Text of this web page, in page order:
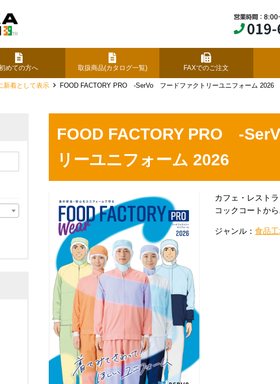
めての方へ 取扱商品(カタログ一覧) FAXでのご注文
新着として表示 FOOD FACTORY PRO -SerVo フードファクトリーユニフォーム 2026
FOOD FACTORY PRO -
リーユニフォーム 2026
カフェ・レスト
コックコートか
ジャンル： 食品